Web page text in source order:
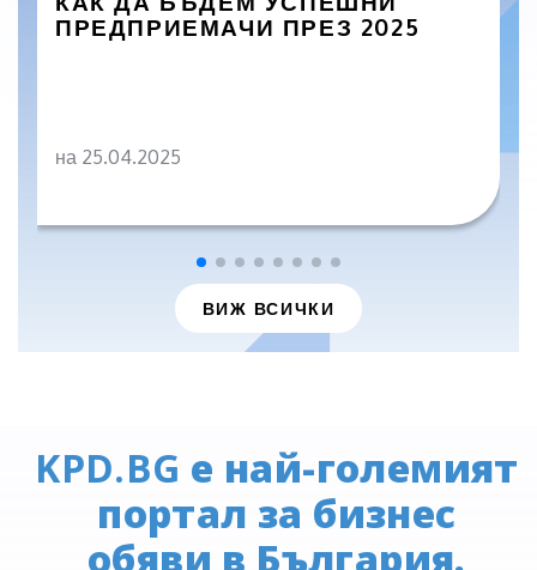
ПРЕДПРИЕМАЧИ ПРЕЗ 2025
на 25.04.2025
ВИЖ ВСИЧКИ
KPD.BG е най-големият
портал за бизнес
обяви в България.